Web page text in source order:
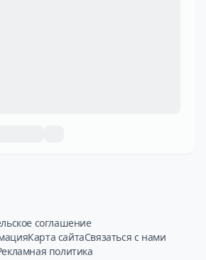
соглашение
Карта сайтаСвязаться с нами
политика